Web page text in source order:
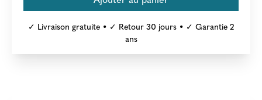
✓ Livraison gratuite • ✓ Retour 30 jours • ✓ Garantie 2
ans